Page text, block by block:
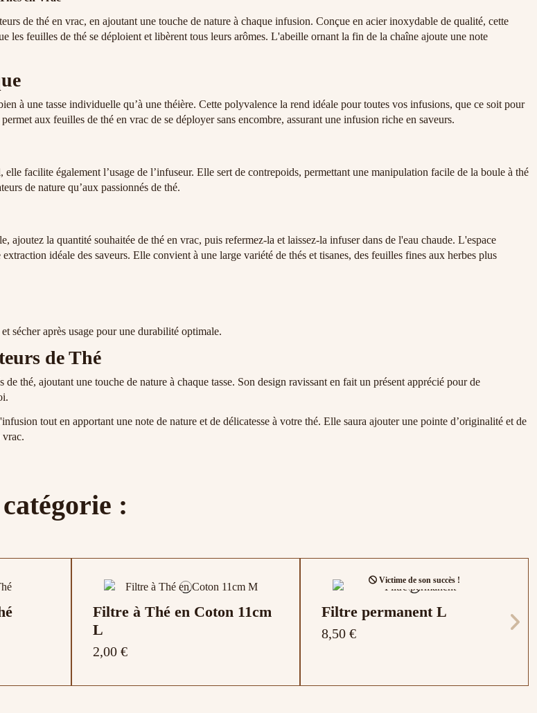
de thé en vrac, en ajoutant une touche de nature à chaque infusion. Conçue en acier inoxydable de qualité, cette
les feuilles de thé se déploient et libèrent tous leurs arômes. L'abeille ornant la fin de la chaîne ajoute une note
à une tasse individuelle qu’à une théière. Cette polyvalence la rend idéale pour toutes vos infusions, que ce soit pour
aux feuilles de thé en vrac de se déployer sans encombre, assurant une infusion riche en saveurs.
facilite également l’usage de l’infuseur. Elle sert de contrepoids, permettant une manipulation facile de la boule à thé
de nature qu’aux passionnés de thé.
ajoutez la quantité souhaitée de thé en vrac, puis refermez-la et laissez-la infuser dans de l'eau chaude. L'espace
idéale des saveurs. Elle convient à une large variété de thés et tisanes, des feuilles fines aux herbes plus
sécher après usage pour une durabilité optimale.
de Thé
de thé, ajoutant une touche de nature à chaque tasse. Son design ravissant en fait un présent apprécié pour de
tout en apportant une note de nature et de délicatesse à votre thé. Elle saura ajouter une pointe d’originalité et de
vrac.
:
Filtre à Thé en Coton 11cm
L
2,00 €
Victime de son succès !
Filtre permanent L
8,50 €